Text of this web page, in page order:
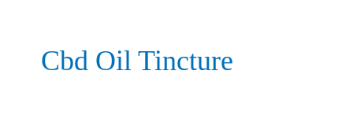
Cbd Oil Tincture